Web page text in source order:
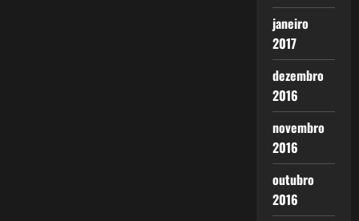
janeiro
2017
dezembro
2016
novembro
2016
outubro
2016